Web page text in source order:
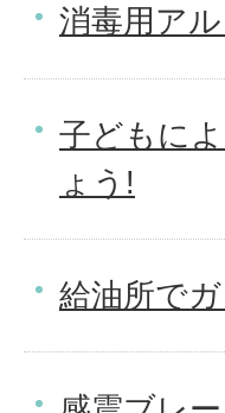
消毒用ア
子どもに
ょう!
給油所で